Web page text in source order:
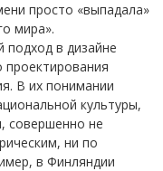
просто «выпадала»
мира».
в дизайне
проектирования
В их понимании
культуры,
совершенно не
ни по
в Финляндии